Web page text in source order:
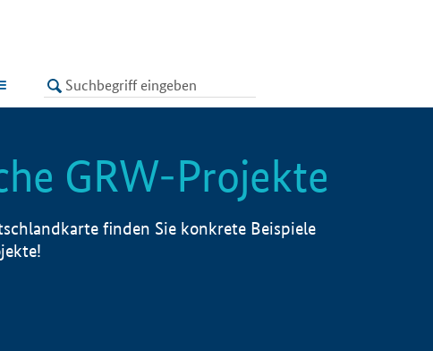
LISTE
GRW-Projekte
finden Sie konkrete Beispiele